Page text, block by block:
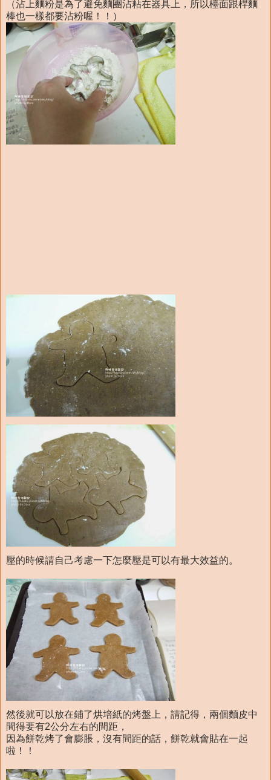
（沾上麵粉是為了避免麵團沾粘在器具上，所以檯面跟桿麵
棒也一樣都要沾粉喔！！）
壓的時候請自己考慮一下怎麼壓是可以有最大效益的。
然後就可以放在鋪了烘培紙的烤盤上，請記得，兩個麵皮中
間得要有2公分左右的間距，
因為餅乾烤了會膨脹，沒有間距的話，餅乾就會貼在一起
啦！！